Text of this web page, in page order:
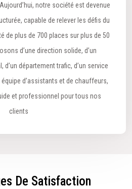
notre société est devenue
capable de relever les défis du
de plus de 700 places sur plus de 50
d’une direction solide, d’un
département trafic, d’un service
équipe d’assistants et de chauffeurs,
et professionnel pour tous nos
clients
De Satisfaction